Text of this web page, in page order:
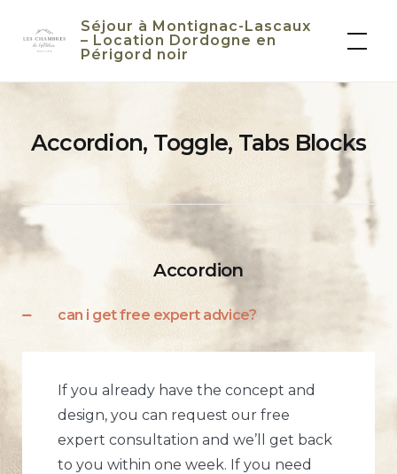
Séjour à Montignac-Lascaux
– Location Dordogne en
Périgord noir
Accordion, Toggle, Tabs Blocks
Accordion
can i get free expert advice?
If you already have the concept and
design, you can request our free
expert consultation and we’ll get back
to you within one week. If you need